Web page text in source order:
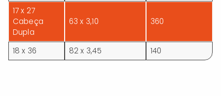
17 x 27
Cabeça
Dupla
63 x 3,10 360
18 x 36 82 x 3,45 140